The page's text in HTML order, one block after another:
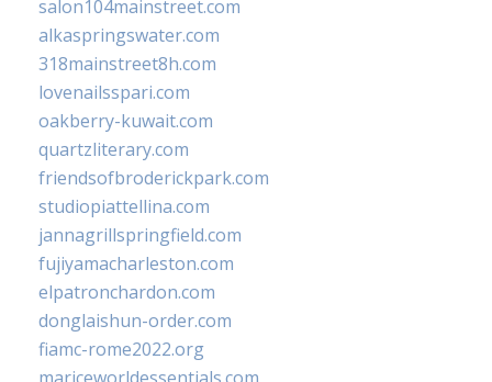
salon104mainstreet.com
alkaspringswater.com
318mainstreet8h.com
lovenailsspari.com
oakberry-kuwait.com
quartzliterary.com
friendsofbroderickpark.com
studiopiattellina.com
jannagrillspringfield.com
fujiyamacharleston.com
elpatronchardon.com
donglaishun-order.com
fiamc-rome2022.org